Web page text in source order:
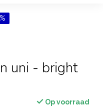
uni - bright
Op voorraad